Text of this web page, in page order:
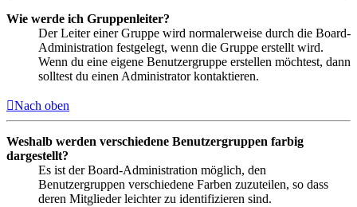
Wie werde ich Gruppenleiter?
Der Leiter einer Gruppe wird normalerweise durch die Board-
Administration festgelegt, wenn die Gruppe erstellt wird.
Wenn du eine eigene Benutzergruppe erstellen möchtest, dann
solltest du einen Administrator kontaktieren.
Nach oben
Weshalb werden verschiedene Benutzergruppen farbig
dargestellt?
Es ist der Board-Administration möglich, den
Benutzergruppen verschiedene Farben zuzuteilen, so dass
deren Mitglieder leichter zu identifizieren sind.